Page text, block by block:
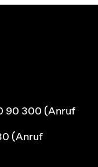
90 300 (Anruf
(Anruf